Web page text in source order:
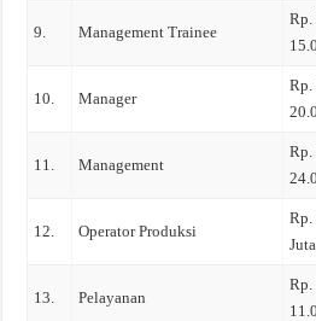
9. Management Trainee
10. Manager
11. Management
12. Operator Produksi
13. Pelayanan